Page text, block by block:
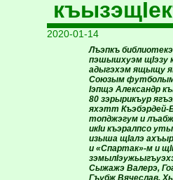
2020-01-14
Лъэпкъ
пэшышхуэм щIэзу
адыгэхэм ящыщу
Союзым
Iэпщэ Александр
80 зэрырикъур
яхэтт Къэбэрдей-
топджэгум и
икIи къэралпсо
изыша щIалэ
и «Спартак»-м и
Сыжажэ Валерэ,